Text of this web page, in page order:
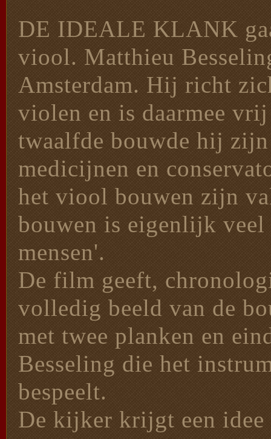
DE IDEALE KLANK
viool. Matthieu
Amsterdam. Hij richt
violen en is daarmee
twaalfde bouwde hij
medicijnen en
het viool bouwen zijn
bouwen is eigenlijk veel
mensen'.
De film geeft,
volledig beeld van de
met twee planken en
Besseling die het
bespeelt.
De kijker krijgt een idee